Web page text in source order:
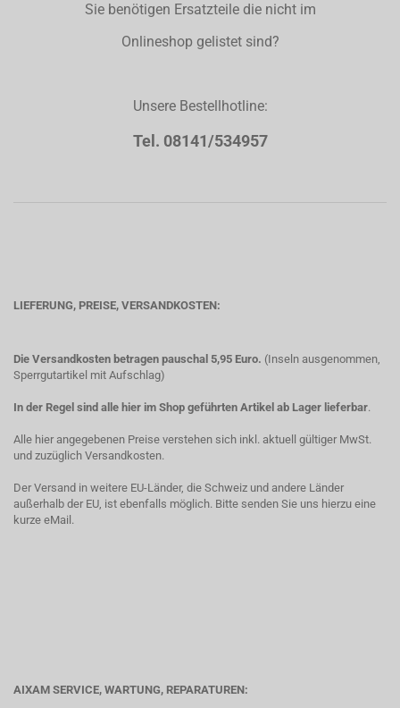
Sie benötigen Ersatzteile die nicht im
Onlineshop gelistet sind?
Unsere Bestellhotline:
Tel. 08141/534957
LIEFERUNG, PREISE, VERSANDKOSTEN:
Die Versandkosten betragen pauschal 5,95 Euro. (Inseln ausgenommen,
Sperrgutartikel mit Aufschlag)
In der Regel sind alle hier im Shop geführten Artikel ab Lager lieferbar.
Alle hier angegebenen Preise verstehen sich inkl. aktuell gültiger MwSt.
und zuzüglich Versandkosten.
Der Versand in weitere EU-Länder, die Schweiz und andere Länder
außerhalb der EU, ist ebenfalls möglich. Bitte senden Sie uns hierzu eine
kurze eMail.
AIXAM SERVICE, WARTUNG, REPARATUREN: